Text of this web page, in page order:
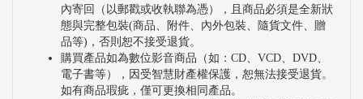
內寄回（以郵戳或收執聯為憑），且商品必須是全新狀
態與完整包裝(商品、附件、內外包裝、隨貨文件、贈
品等)，否則恕不接受退貨。
購買產品如為數位影音商品（如：CD、VCD、DVD、
電子書等），因受智慧財產權保護，恕無法接受退貨。
如有商品瑕疵，僅可更換相同產品。